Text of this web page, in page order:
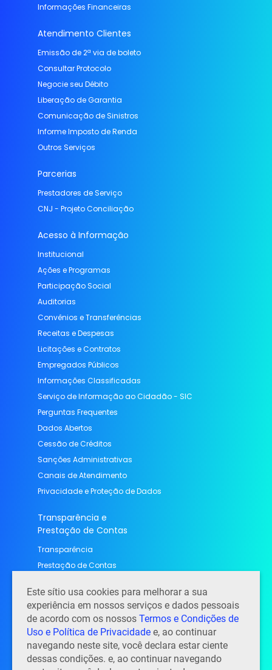
Informações Financeiras
Atendimento Clientes
Emissão de 2ª via de boleto
Consultar Protocolo
Negocie seu Débito
Liberação de Garantia
Comunicação de Sinistros
Informe Imposto de Renda
Outros Serviços
Parcerias
Prestadores de Serviço
CNJ - Projeto Conciliação
Acesso à Informação
Institucional
Ações e Programas
Participação Social
Auditorias
Convênios e Transferências
Receitas e Despesas
Licitações e Contratos
Empregados Públicos
Informações Classificadas
Serviço de Informação ao Cidadão - SIC
Perguntas Frequentes
Dados Abertos
Cessão de Créditos
Sanções Administrativas
Canais de Atendimento
Privacidade e Proteção de Dados
Transparência e
Prestação de Contas
Transparência
Prestação de Contas
Contato
Contato, endereço e horário de atendimento
Perguntas Frequentes
Notícias
Trabalhe conosco
Este sítio usa cookies para melhorar a sua
experiência em nossos serviços e dados pessoais
de acordo com os nossos Termos e Condições de
Uso e Política de Privacidade e, ao continuar
navegando neste site, você declara estar ciente
dessas condições. e, ao continuar navegando